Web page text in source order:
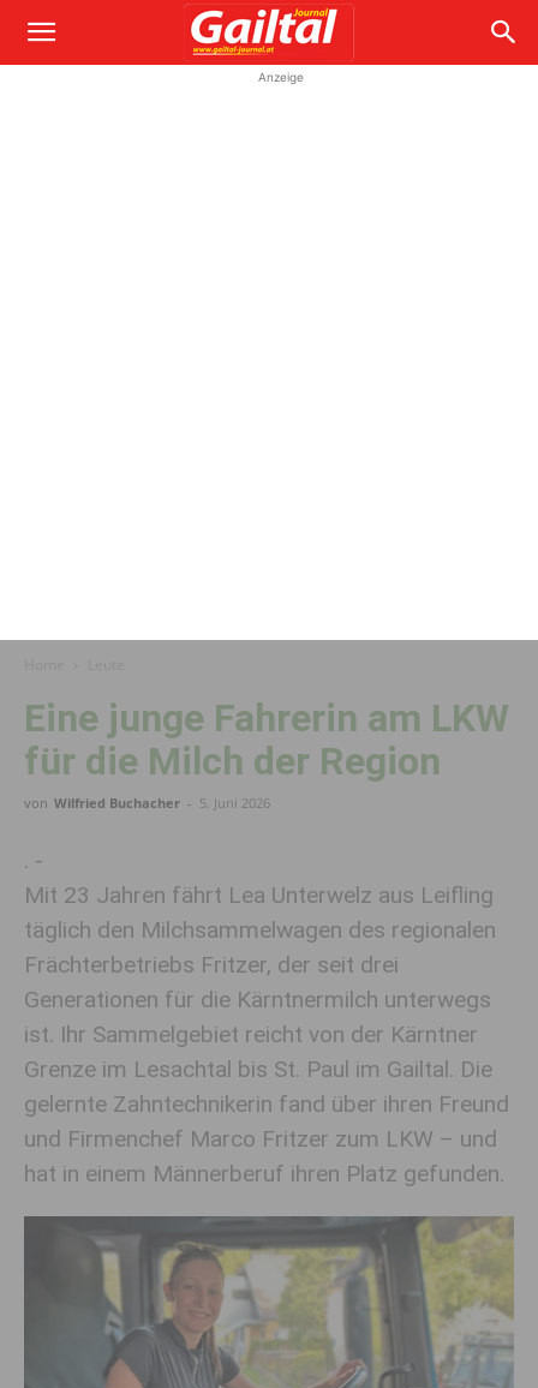
Anzeige
Eine junge Fahrerin am LKW
für die Milch der Region
von Wilfried Buchacher - 5. Juni 2026
. -
Mit 23 Jahren fährt Lea Unterwelz aus Leifling
täglich den Milchsammelwagen des regionalen
Frächterbetriebs Fritzer, der seit drei
Generationen für die Kärntnermilch unterwegs
ist. Ihr Sammelgebiet reicht von der Kärntner
Grenze im Lesachtal bis St. Paul im Gailtal. Die
gelernte Zahntechnikerin fand über ihren Freund
und Firmenchef Marco Fritzer zum LKW – und
hat in einem Männerberuf ihren Platz gefunden.